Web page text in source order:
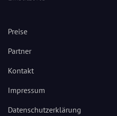
Preise
Partner
Kontakt
Impressum
Datenschutzerklärung